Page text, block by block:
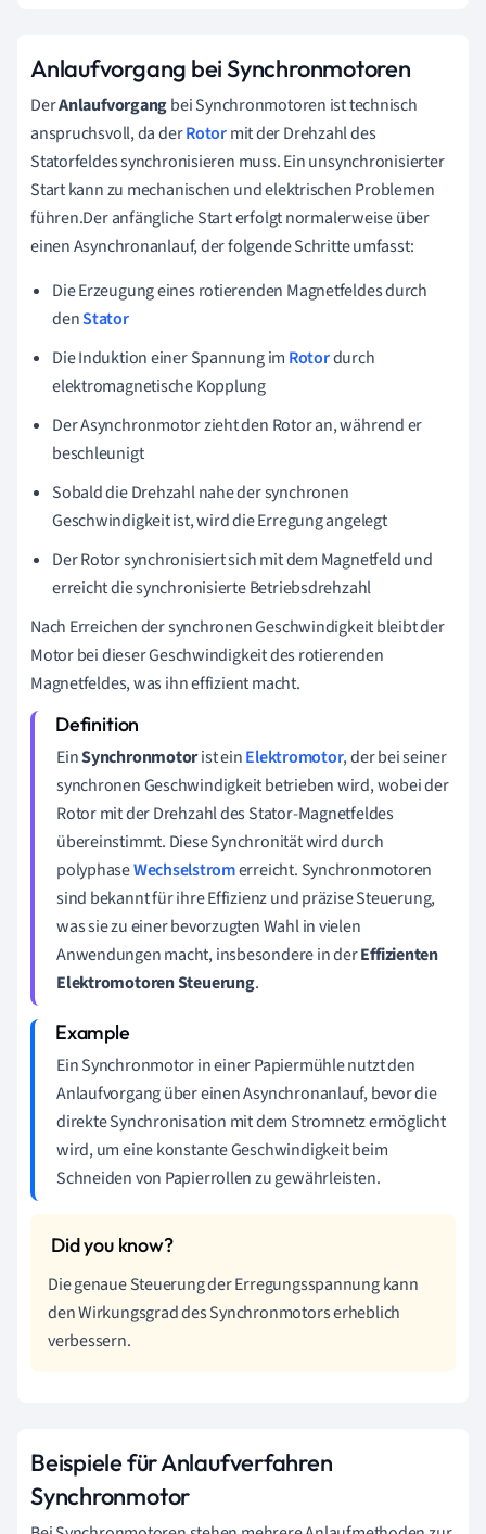
Anlaufvorgang bei Synchronmotoren
DerAnlaufvorgangbei Synchronmotoren ist technisch
anspruchsvoll, da derRotormit der Drehzahl des
Statorfeldes synchronisieren muss. Ein unsynchronisierter
Start kann zu mechanischen und elektrischen Problemen
führen.Der anfängliche Start erfolgt normalerweise über
einen Asynchronanlauf, der folgende Schritte umfasst:
Die Erzeugung eines rotierenden Magnetfeldes durch
denStator
Die Induktion einer Spannung im Rotordurch
elektromagnetische Kopplung
Der Asynchronmotor zieht den Rotor an, während er
beschleunigt
Sobald die Drehzahl nahe der synchronen
Geschwindigkeit ist, wird die Erregung angelegt
Der Rotor synchronisiert sich mit dem Magnetfeld und
erreicht die synchronisierte Betriebsdrehzahl
Nach Erreichen der synchronen Geschwindigkeit bleibt der
Motor bei dieser Geschwindigkeit des rotierenden
Magnetfeldes, was ihn effizient macht.
EinSynchronmotorist einElektromotor, der bei seiner
synchronen Geschwindigkeit betrieben wird, wobei der
Rotor mit der Drehzahl des Stator-Magnetfeldes
übereinstimmt. Diese Synchronität wird durch
polyphaseWechselstromerreicht. Synchronmotoren
sind bekannt für ihre Effizienz und präzise Steuerung,
was sie zu einer bevorzugten Wahl in vielen
Anwendungen macht, insbesondere in derEffizienten
Elektromotoren Steuerung.
Ein Synchronmotor in einer Papiermühle nutzt den
Anlaufvorgang über einen Asynchronanlauf, bevor die
direkte Synchronisation mit dem Stromnetz ermöglicht
wird, um eine konstante Geschwindigkeit beim
Schneiden von Papierrollen zu gewährleisten.
Die genaue Steuerung der Erregungsspannung kann
den Wirkungsgrad des Synchronmotors erheblich
verbessern.
Beispiele für Anlaufverfahren
Synchronmotor